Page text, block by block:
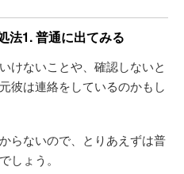
法1. 普通に出てみる
けないことや、確認しないと
彼は連絡をしているのかもし
らないので、とりあえずは普
しょう。